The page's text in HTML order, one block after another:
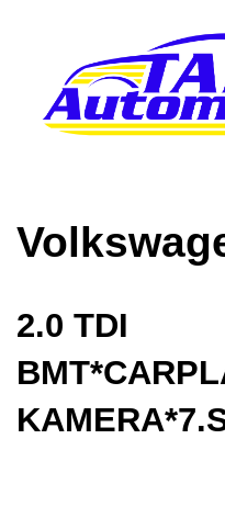
2.0 TDI